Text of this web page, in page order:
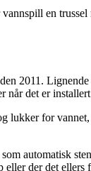
en trussel
2011.
når det er
lukker for
automatisk
der det ellers